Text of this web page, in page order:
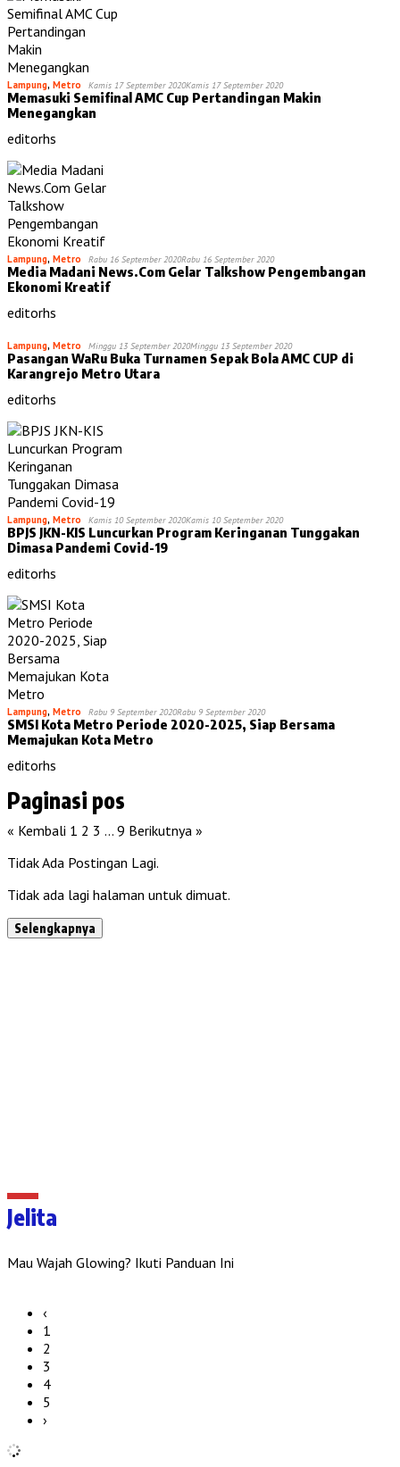
Lampung, Metro Kamis 17 September 2020Kamis 17 September 2020
Memasuki Semifinal AMC Cup Pertandingan Makin
Menegangkan
editorhs
Lampung, Metro Rabu 16 September 2020Rabu 16 September 2020
Media Madani News.Com Gelar Talkshow Pengembangan
Ekonomi Kreatif
editorhs
Lampung, Metro Minggu 13 September 2020Minggu 13 September 2020
Pasangan WaRu Buka Turnamen Sepak Bola AMC CUP di
Karangrejo Metro Utara
editorhs
Lampung, Metro Kamis 10 September 2020Kamis 10 September 2020
BPJS JKN-KIS Luncurkan Program Keringanan Tunggakan
Dimasa Pandemi Covid-19
editorhs
Lampung, Metro Rabu 9 September 2020Rabu 9 September 2020
SMSI Kota Metro Periode 2020-2025, Siap Bersama
Memajukan Kota Metro
editorhs
Paginasi pos
« Kembali 1 2 3 … 9 Berikutnya »
Tidak Ada Postingan Lagi.
Tidak ada lagi halaman untuk dimuat.
Selengkapnya
Jelita
Mau Wajah Glowing? Ikuti Panduan Ini
‹
1
2
3
4
5
›